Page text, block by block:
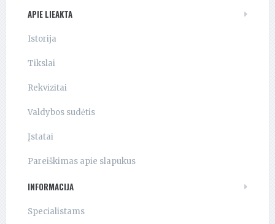
APIE LIEAKTA
Istorija
Tikslai
Rekvizitai
Valdybos sudėtis
Įstatai
Pareiškimas apie slapukus
INFORMACIJA
Specialistams